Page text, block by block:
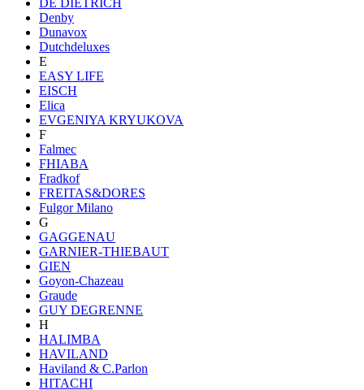
Denby
Dunavox
Dutchdeluxes
E
EASY LIFE
EISCH
Elica
EVGENIYA KRYUKOVA
F
Falmec
FHIABA
Fradkof
FREITAS&DORES
Fulgor Milano
G
GAGGENAU
GARNIER-THIEBAUT
GIEN
Goyon-Chazeau
Graude
GUY DEGRENNE
H
HALIMBA
HAVILAND
Haviland & C.Parlon
HITACHI